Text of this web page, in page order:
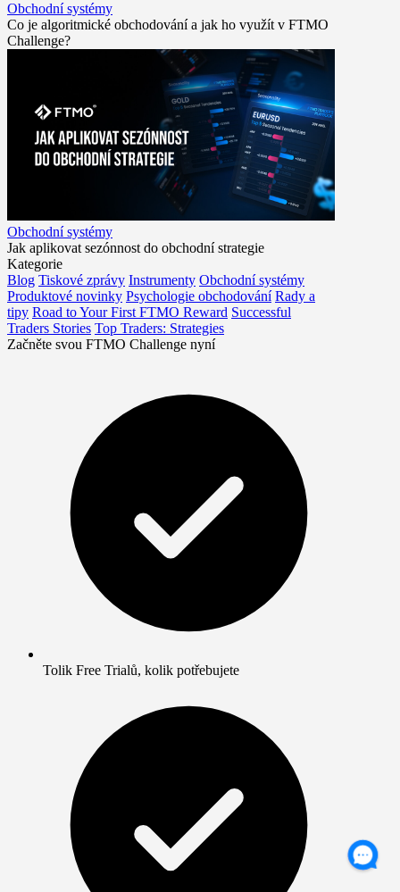
Obchodní systémy
Co je algoritmické obchodování a jak ho využít v FTMO
Challenge?
Obchodní systémy
Jak aplikovat sezónnost do obchodní strategie
Kategorie
Blog Tiskové zprávy Instrumenty Obchodní systémy
Produktové novinky Psychologie obchodování Rady a
tipy Road to Your First FTMO Reward Successful
Traders Stories Top Traders: Strategies
Začněte svou FTMO Challenge nyní
Tolik Free Trialů, kolik potřebujete